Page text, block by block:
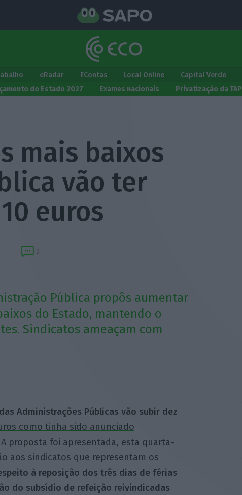
eRadar EContas Local Online Capital Verde
do Estado 2027 Exames nacionais Privatização da TAP
mais baixos
vão ter
euros
2
Pública propôs aumentar
do Estado, mantendo o
Sindicatos ameaçam com
Administrações Públicas vão subir dez
como tinha sido anunciado
proposta foi apresentada, esta quarta-
aos sindicatos que representam os
à reposição dos três dias de férias
do subsídio de refeição reivindicadas